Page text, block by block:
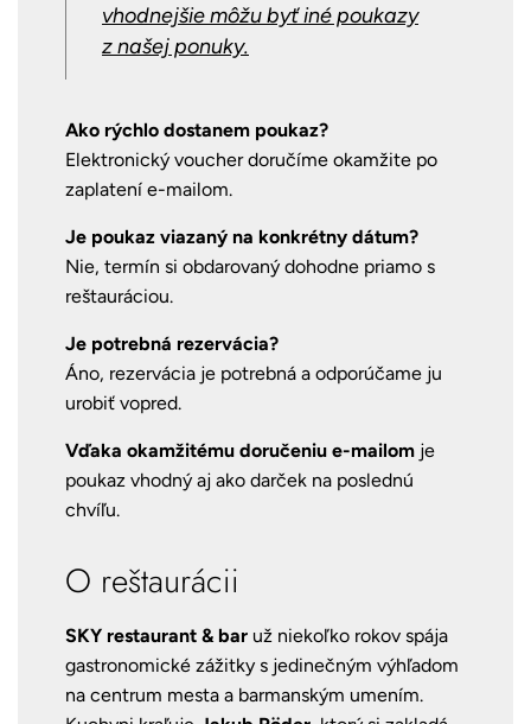
vhodnejšie môžu byť iné poukazy
z našej ponuky.
Ako rýchlo dostanem poukaz?
Elektronický voucher doručíme okamžite po
zaplatení e-mailom.
Je poukaz viazaný na konkrétny dátum?
Nie, termín si obdarovaný dohodne priamo s
reštauráciou.
Je potrebná rezervácia?
Áno, rezervácia je potrebná a odporúčame ju
urobiť vopred.
Vďaka okamžitému doručeniu e-mailom je
poukaz vhodný aj ako darček na poslednú
chvíľu.
O reštaurácii
SKY restaurant & bar už niekoľko rokov spája
gastronomické zážitky s jedinečným výhľadom
na centrum mesta a barmanským umením.